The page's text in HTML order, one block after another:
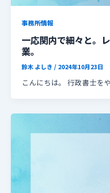
事務所情報
一応関内で細々と。
業。
鈴木 よしき / 2024年10月23日
こんにちは。 行政書士を